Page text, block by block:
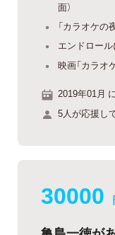
面）
「カラオケの
エンドロー
映画「カラオ
2019年01月
5人が応援し
30000